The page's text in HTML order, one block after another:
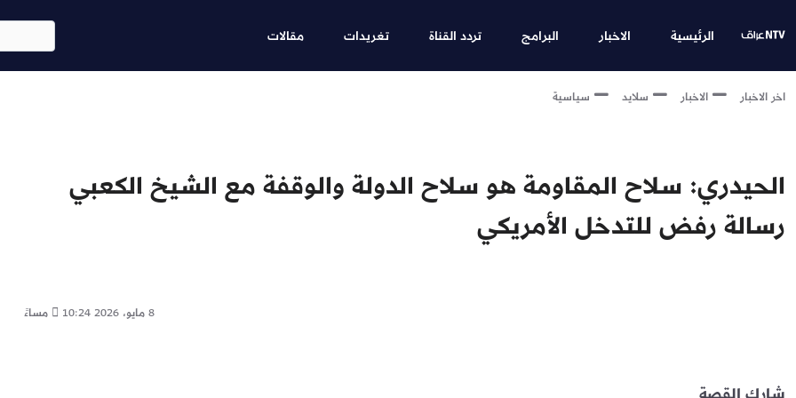
content
الرئيسية الاخبار البرامج تردد القناة تغريدات مقالات ابحث
اخر الاخبار الاخبار سلايد سياسية
الحيدري: سلاح المقاومة هو سلاح الدولة والوقفة مع الشيخ الكعبي
رسالة رفض للتدخل الأمريكي
8 مايو، 2026 10:24 مساءً